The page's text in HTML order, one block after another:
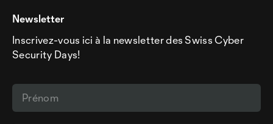
Newsletter
Inscrivez-vous ici à la newsletter des Swiss Cyber
Security Days!